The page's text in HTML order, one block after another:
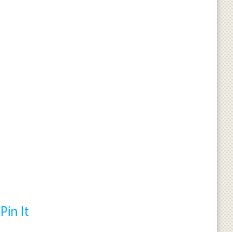
Pin It